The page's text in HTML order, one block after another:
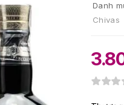
Danh
Chivas